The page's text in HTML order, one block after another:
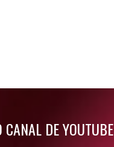
DE YOUTUBE